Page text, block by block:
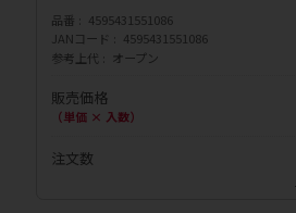
品番
4595431551086
JANコード
4595431551086
参考上代
オープン
販売価格
（単価 × 入数）
注文数